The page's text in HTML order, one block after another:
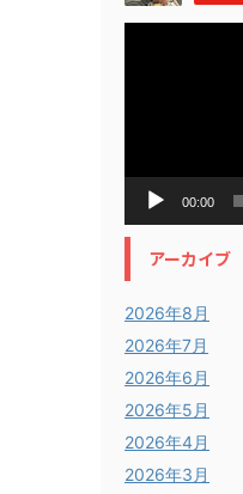
00:00
アーカイブ
2026年8月
2026年7月
2026年6月
2026年5月
2026年4月
2026年3月